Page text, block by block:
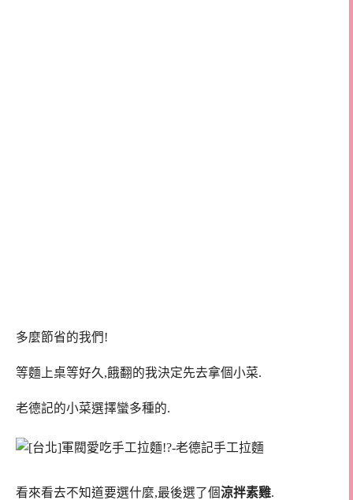
多麼節省的我們!
等麵上桌等好久,餓翻的我決定先去拿個小菜.
老德記的小菜選擇蠻多種的.
看來看去不知道要選什麼,最後選了個涼拌素雞.